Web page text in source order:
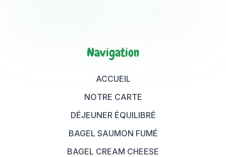
Navigation
ACCUEIL
NOTRE CARTE
DÉJEUNER ÉQUILIBRÉ
BAGEL SAUMON FUMÉ
BAGEL CREAM CHEESE